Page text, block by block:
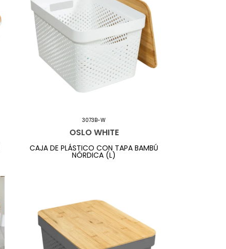
3073B-W
OSLO WHITE
CAJA DE PLÁSTICO CON TAPA BAMBÚ
NÓRDICA (L)